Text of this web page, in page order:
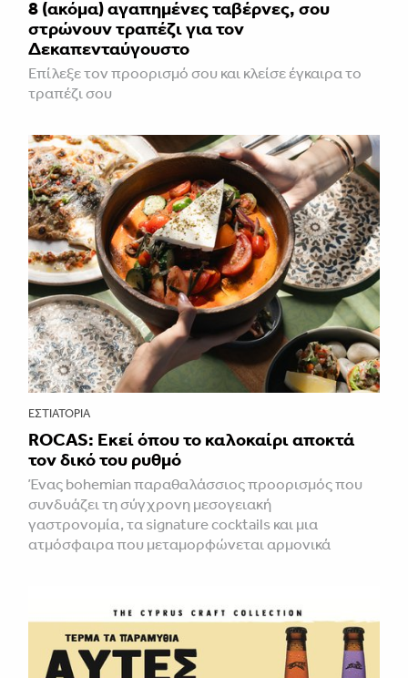
8 (ακόμα) αγαπημένες ταβέρνες, σου
στρώνουν τραπέζι για τον
Δεκαπενταύγουστο
Επίλεξε τον προορισμό σου και κλείσε έγκαιρα το
τραπέζι σου
ΕΣΤΙΑΤΌΡΙΑ
ROCAS: Εκεί όπου το καλοκαίρι αποκτά
τον δικό του ρυθμό
Ένας bohemian παραθαλάσσιος προορισμός που
συνδυάζει τη σύγχρονη μεσογειακή
γαστρονομία, τα signature cocktails και μια
ατμόσφαιρα που μεταμορφώνεται αρμονικά